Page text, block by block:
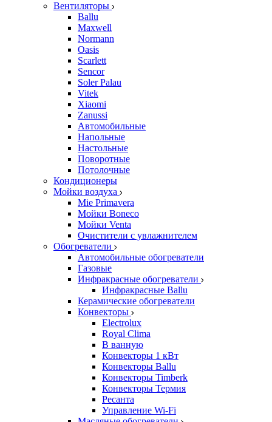
Вентиляторы
Ballu
Maxwell
Normann
Oasis
Scarlett
Sencor
Soler Palau
Vitek
Xiaomi
Zanussi
Автомобильные
Напольные
Настольные
Поворотные
Потолочные
Кондиционеры
Мойки воздуха
Mie Primavera
Мойки Boneco
Мойки Venta
Очистители с увлажнителем
Обогреватели
Автомобильные обогреватели
Газовые
Инфракрасные обогреватели
Инфракрасные Ballu
Керамические обогреватели
Конвекторы
Electrolux
Royal Clima
В ванную
Конвекторы 1 кВт
Конвекторы Ballu
Конвекторы Timberk
Конвекторы Термия
Ресанта
Управление Wi-Fi